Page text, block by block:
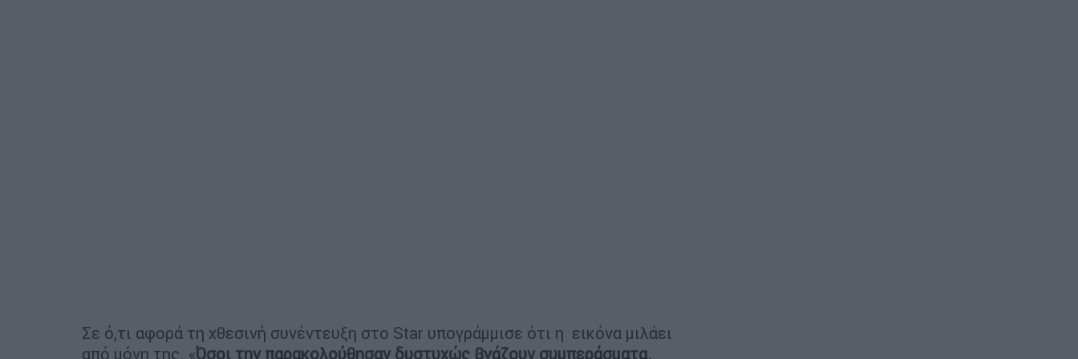
Σε ό,τι αφορά τη χθεσινή συνέντευξη στο Star υπογράμμισε ότι η εικόνα μιλάει
από μόνη της. «Όσοι την παρακολούθησαν δυστυχώς βγάζουν συμπεράσματα.